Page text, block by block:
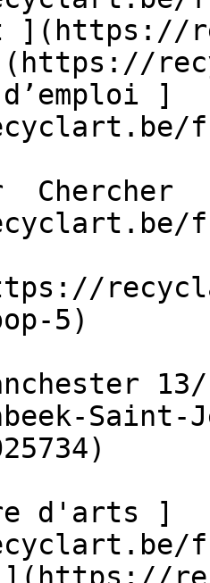
](https://
]
5)